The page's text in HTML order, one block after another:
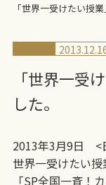
「世界一受けたい授
「世界一受
した。
2013年3月9日 <
世界一受けたい授
「SP全国一斉！